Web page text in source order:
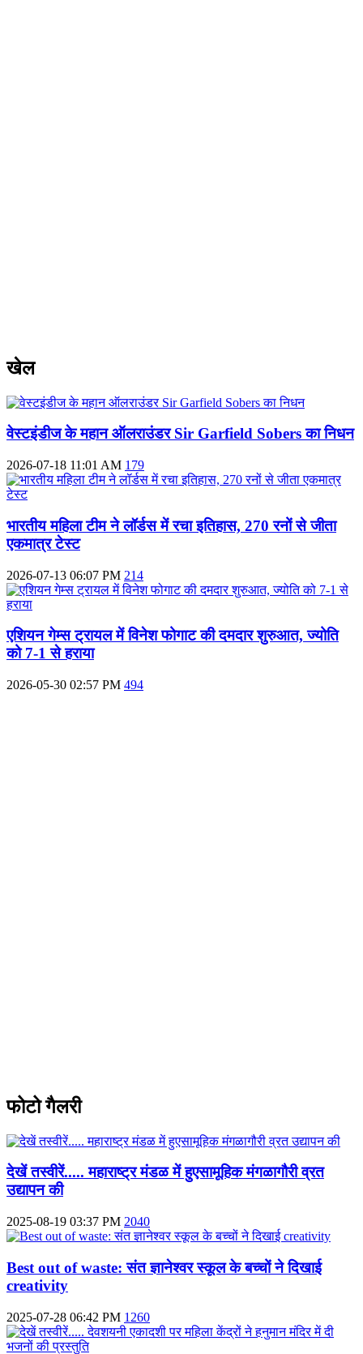
खेल
वेस्टइंडीज के महान ऑलराउंडर Sir Garfield Sobers का निधन
2026-07-18 11:01 AM 179
भारतीय महिला टीम ने लॉर्डस में रचा इतिहास, 270 रनों से जीता
एकमात्र टेस्ट
2026-07-13 06:07 PM 214
एशियन गेम्स ट्रायल में विनेश फोगाट की दमदार शुरुआत, ज्योति
को 7-1 से हराया
2026-05-30 02:57 PM 494
फोटो गैलरी
देखें तस्वीरें..... महाराष्ट्र मंडळ में हुएसामूहिक मंगळागौरी व्रत
उद्यापन की
2025-08-19 03:37 PM 2040
Best out of waste: संत ज्ञानेश्वर स्कूल के बच्चों ने दिखाई
creativity
2025-07-28 06:42 PM 1260